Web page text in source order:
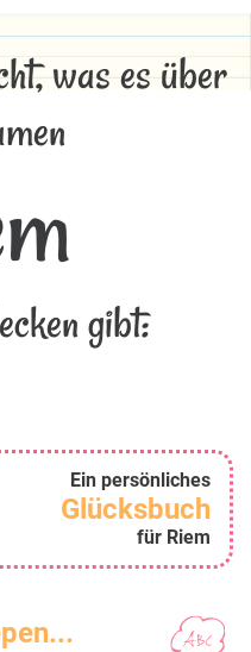
was es über
gibt:
Ein persönliches
Glücksbuch
für Riem